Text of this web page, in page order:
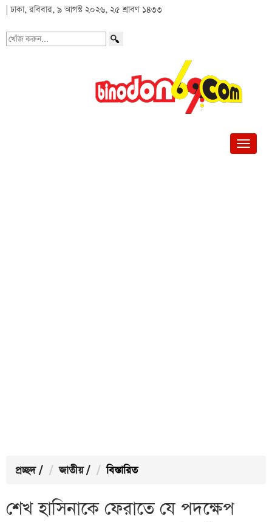
| ঢাকা, রবিবার, ৯ আগস্ট ২০২৬, ২৫ শ্রাবণ ১৪৩৩
খোঁজ
প্রচ্ছদ / জাতীয় / বিস্তারিত
শেখ হাসিনাকে ফেরাতে যে পদক্ষেপ